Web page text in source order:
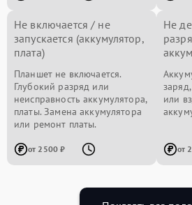
Не включается / не
запускается (аккумулятор,
плата)
Планшет не включается.
Глубокий разряд или
неисправность аккумулятора,
платы. Замена аккумулятора
или ремонт платы.
от 2500 ₽
Не
или
от